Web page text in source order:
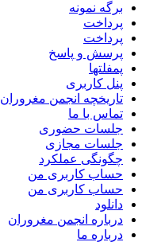
برگه نمونه
پرداخت
پرداخت
پرسش و پاسخ
پمفلتها
پنل کاربری
تاریخچه انجمن مغروران
تماس با ما
جلسات حضوری
جلسات مجازی
چگونگی عملکرد
حساب کاربری من
حساب کاربری من
دانلود
درباره انجمن مغروران
درباره ما